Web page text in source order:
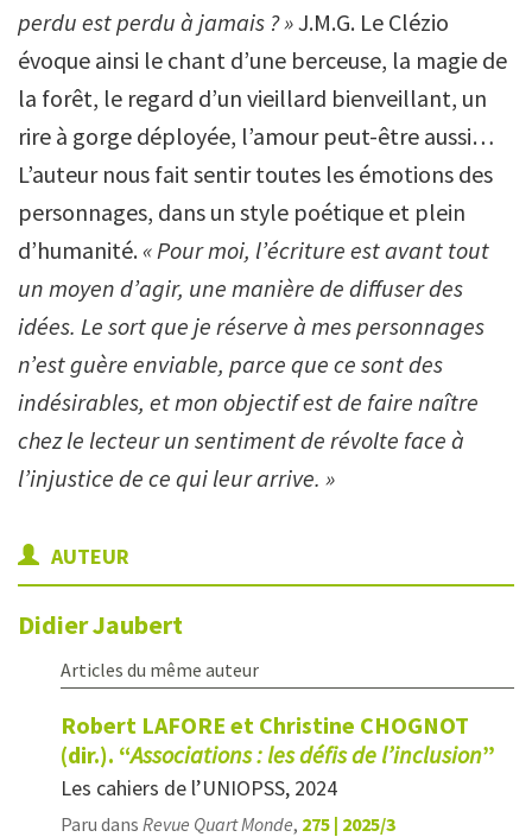
perdu est perdu à jamais ? »J.M.G. Le Clézio
évoque ainsi le chant d’une berceuse, la magie de
la forêt, le regard d’un vieillard bienveillant, un
rire à gorge déployée, l’amour peut-être aussi…
L’auteur nous fait sentir toutes les émotions des
personnages, dans un style poétique et plein
d’humanité. « Pour moi, l’écriture est avant tout
un moyen d’agir, une manière de diffuser des
idées. Le sort que je réserve à mes personnages
n’est guère enviable, parce que ce sont des
indésirables, et mon objectif est de faire naître
chez le lecteur un sentiment de révolte face à
l’injustice de ce qui leur arrive. »
AUTEUR
DidierJaubert
Articles du même auteur
Robert LAFORE et Christine CHOGNOT
(dir.). “Associations : les défis de l’inclusion”
Les cahiers de l’UNIOPSS, 2024
Paru dans Revue Quart Monde, 275 | 2025/3